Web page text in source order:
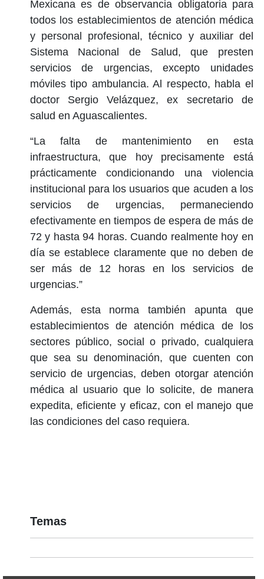
Mexicana es de observancia obligatoria para
todos los establecimientos de atención médica
y personal profesional, técnico y auxiliar del
Sistema Nacional de Salud, que presten
servicios de urgencias, excepto unidades
móviles tipo ambulancia. Al respecto, habla el
doctor Sergio Velázquez, ex secretario de
salud en Aguascalientes.
“La falta de mantenimiento en esta
infraestructura, que hoy precisamente está
prácticamente condicionando una violencia
institucional para los usuarios que acuden a los
servicios de urgencias, permaneciendo
efectivamente en tiempos de espera de más de
72 y hasta 94 horas. Cuando realmente hoy en
día se establece claramente que no deben de
ser más de 12 horas en los servicios de
urgencias.”
Además, esta norma también apunta que
establecimientos de atención médica de los
sectores público, social o privado, cualquiera
que sea su denominación, que cuenten con
servicio de urgencias, deben otorgar atención
médica al usuario que lo solicite, de manera
expedita, eficiente y eficaz, con el manejo que
las condiciones del caso requiera.
Temas